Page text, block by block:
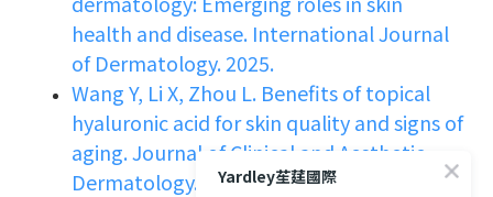
health and disease. International Journal
of Dermatology. 2025.
Wang Y, Li X, Zhou L. Benefits of topical
hyaluronic acid for skin quality and signs of
aging. Journal of Clinical and Aesthetic
Dermatology. 2022.Yardley苼莛國際